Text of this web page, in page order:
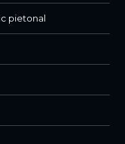
catering).
detaliile privind
se comunică
pietonal